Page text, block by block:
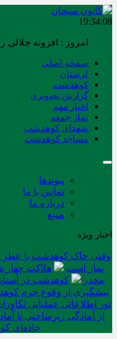
19:34:09
امروز : افزونه جلالی
صفحه اصلی
لرستان
کوهدشت
گزارش تصویری
اخبار مهم
نماز جمعه
شهدای کوهدشت
مساجد کوهدشت
پیوندها
تماس با ما
درباره ما
منبع
اخبار ویژه
وقتی خاک کوهدشت با عطر
نماز است
مخدر
کوهدشت در
پیشگیری از وقوع جرم
تور اطلاعاتی عملیاتی
از آمادگی زیرساختی تا
جاده‌ای